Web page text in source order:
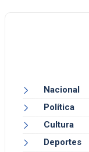
Nacional
Política
Cultura
Deportes